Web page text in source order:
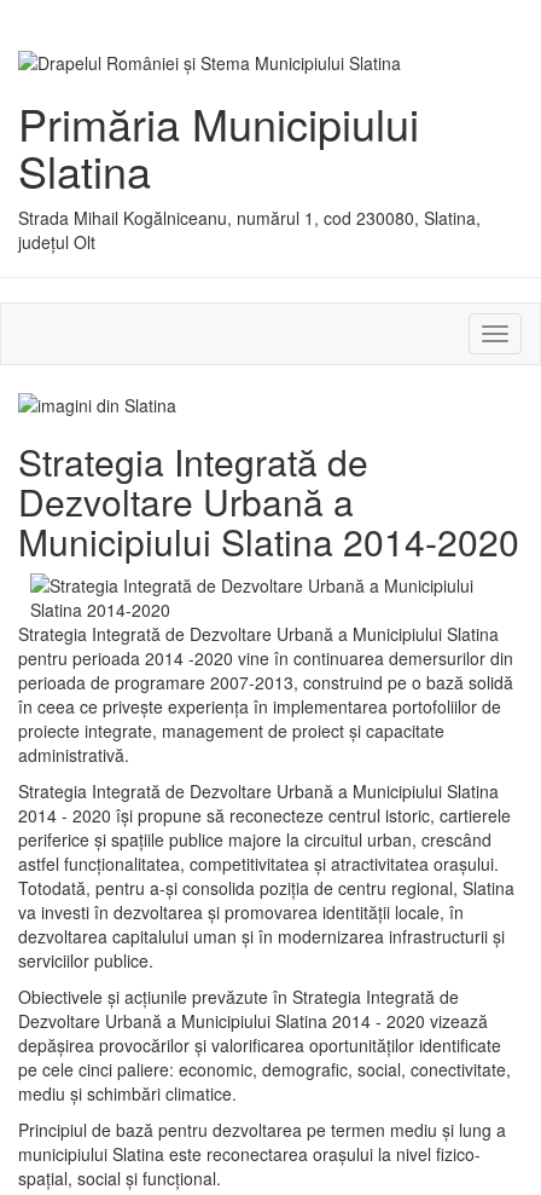
Primăria Municipiului
Slatina
Strada Mihail Kogălniceanu, numărul 1, cod 230080, Slatina,
județul Olt
sau
Strategia Integrată de
Dezvoltare Urbană a
Municipiului Slatina 2014-2020
Strategia Integrată de Dezvoltare Urbană a Municipiului Slatina
pentru perioada 2014 -2020 vine în continuarea demersurilor din
perioada de programare 2007-2013, construind pe o bază solidă
în ceea ce priveşte experienţa în implementarea portofoliilor de
proiecte integrate, management de proiect și capacitate
administrativă.
Strategia Integrată de Dezvoltare Urbană a Municipiului Slatina
2014 - 2020 își propune să reconecteze centrul istoric, cartierele
periferice şi spaţiile publice majore la circuitul urban, crescând
astfel funcţionalitatea, competitivitatea şi atractivitatea oraşului.
Totodată, pentru a-şi consolida poziţia de centru regional, Slatina
va investi în dezvoltarea şi promovarea identităţii locale, în
dezvoltarea capitalului uman şi în modernizarea infrastructurii şi
serviciilor publice.
Obiectivele şi acţiunile prevăzute în Strategia Integrată de
Dezvoltare Urbană a Municipiului Slatina 2014 - 2020 vizează
depășirea provocărilor şi valorificarea oportunităţilor identificate
pe cele cinci paliere: economic, demografic, social, conectivitate,
mediu şi schimbări climatice.
Principiul de bază pentru dezvoltarea pe termen mediu şi lung a
municipiului Slatina este reconectarea oraşului la nivel fizico-
spaţial, social şi funcţional.